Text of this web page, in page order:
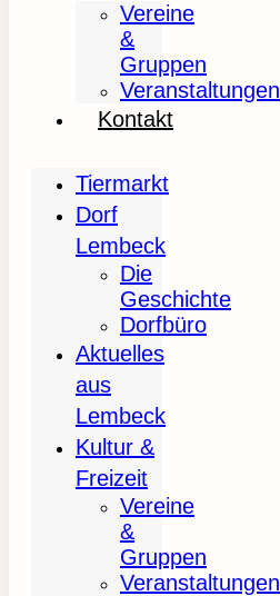
Vereine
&
Gruppen
Veranstaltungen
Kontakt
Tiermarkt
Dorf
Lembeck
Die
Geschichte
Dorfbüro
Aktuelles
aus
Lembeck
Kultur &
Freizeit
Vereine
&
Gruppen
Veranstaltungen